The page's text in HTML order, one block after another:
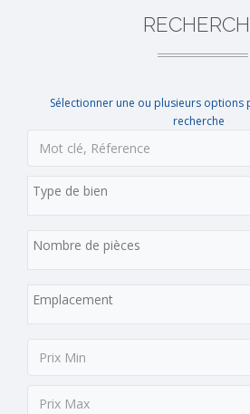
Sélectionner une ou plusieurs options
recherche